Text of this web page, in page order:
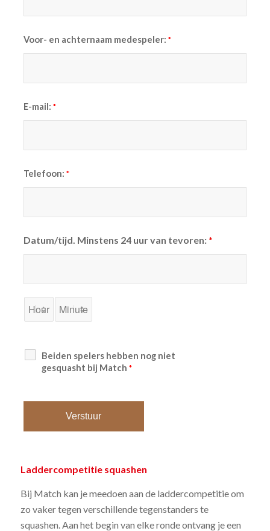
Voor- en achternaam medespeler: *
E-mail: *
Telefoon: *
Datum/tijd. Minstens 24 uur van tevoren: *
Beiden spelers hebben nog niet
gesquasht bij Match *
Laddercompetitie squashen
Bij Match kan je meedoen aan de laddercompetitie om
zo vaker tegen verschillende tegenstanders te
squashen. Aan het begin van elke ronde ontvang je een